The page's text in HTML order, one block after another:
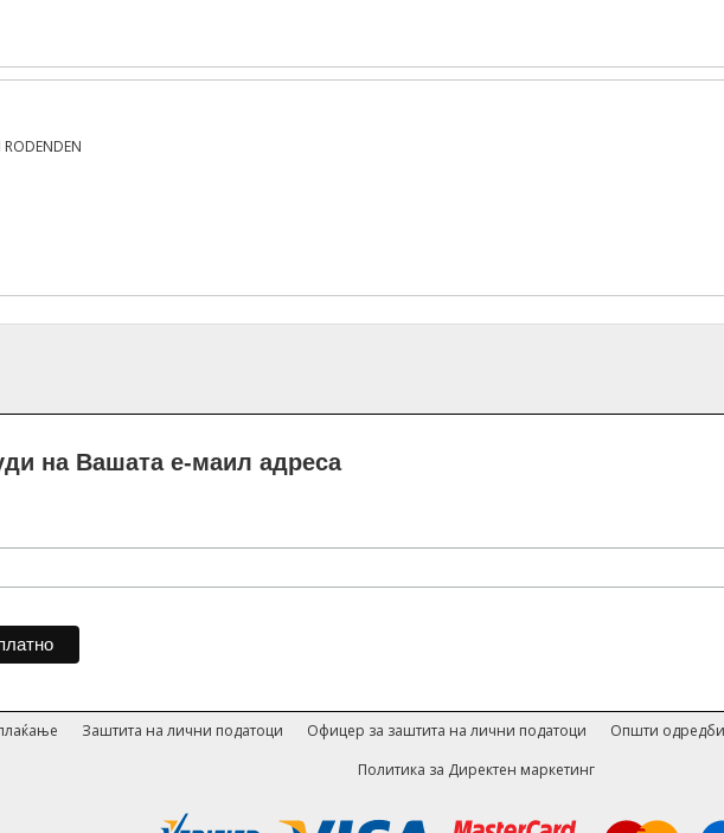
RODENDEN
на Вашата е-маил адреса
Заштита на лични податоци Офицер за заштита на лични податоци Општи одредби
Политика за Директен маркетинг